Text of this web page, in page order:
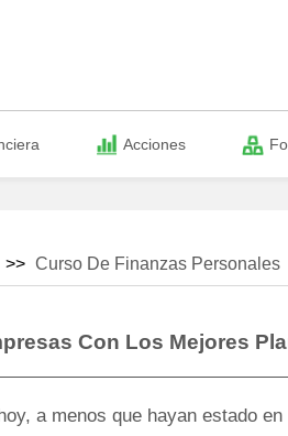
Acciones
>> Curso De Finanzas Personales
Con Los Mejores
a menos que hayan estado